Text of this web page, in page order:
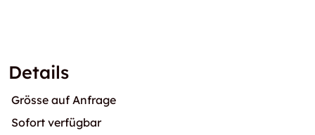
Details
Grösse auf Anfrage
Sofort verfügbar